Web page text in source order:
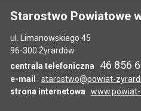
Starostwo Powiatowe
ul. Limanowskiego 45
96-300 Żyrardów
centrala telefoniczna
46 856
e-mail
starostwo@powiat-
strona internetowa